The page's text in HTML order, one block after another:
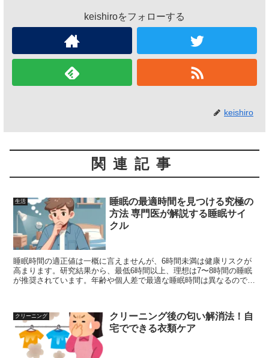
keishiroをフォローする
keishiro
関連記事
生活
睡眠の最適時間を見つける究極の
方法 専門医が解説する睡眠サイ
クル
睡眠時間の適正値は一概に言えませんが、6時間未満は健康リスクが
高まります。研究結果から、最低6時間以上、理想は7〜8時間の睡眠
が推奨されています。年齢や個人差で最適な睡眠時間は異なるので、
クリーニング
クリーニング後の匂い解消法！自
宅でできる衣類ケア